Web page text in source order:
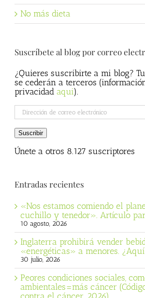
No más dieta
Suscríbete al blog por correo
¿Quieres suscribirte a mi blog?
se cederán a terceros
privacidad aqui).
Dirección
de
correo
electrónico
Suscribir
Únete a otros 8.127 suscriptores
Entradas recientes
«Nos estamos comiendo el
cuchillo y tenedor». Artículo
10 agosto, 2026
Inglaterra prohibirá vender
«energéticas» a menores.
30 julio, 2026
Peores condiciones sociales,
ambientales=más cáncer